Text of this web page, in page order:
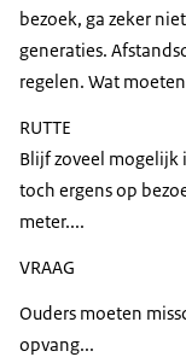
bezoek, ga zeker
generaties.
regelen. Wat
RUTTE
Blijf zoveel mogelijk
toch ergens op
meter....
VRAAG
Ouders moeten
opvang...